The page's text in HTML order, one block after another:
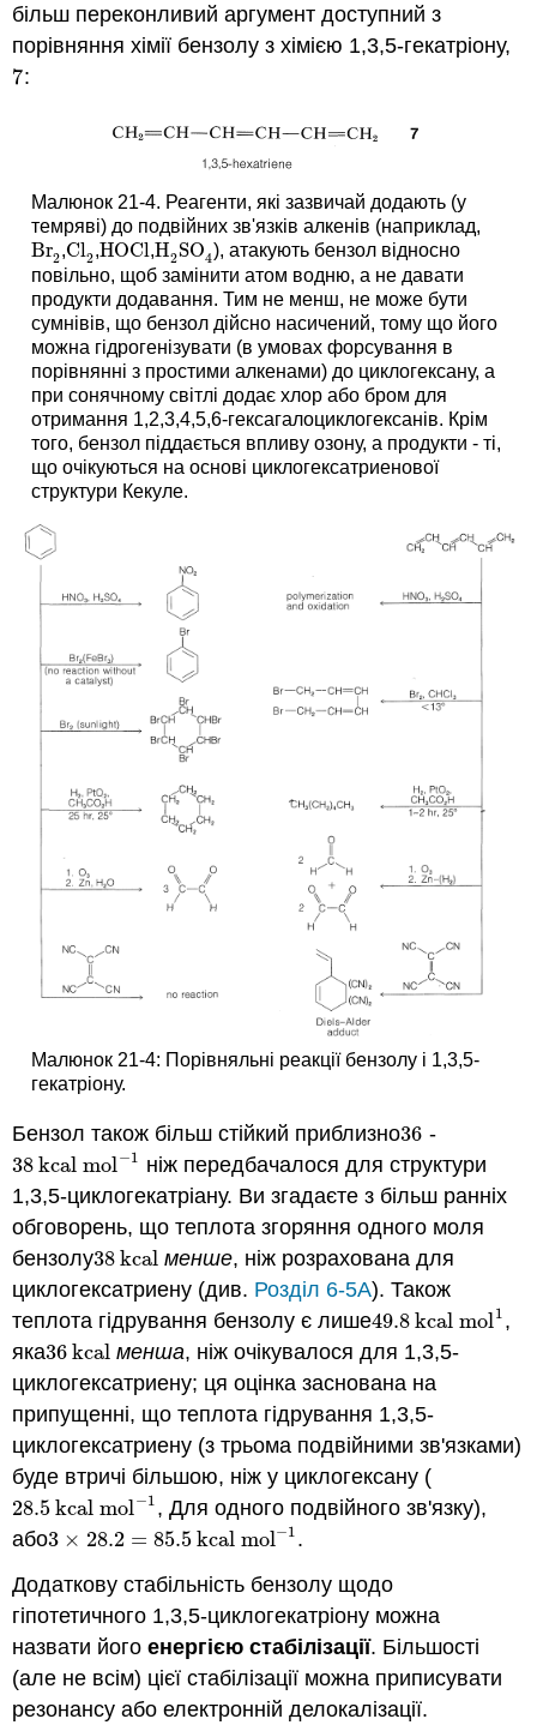
більш переконливий аргумент доступний з
порівняння хімії бензолу з хімією 1,3,5-гекатріону,
7
7:
Малюнок 21-4. Реагенти, які зазвичай додають (у
темряві) до подвійних зв'язків алкенів (наприклад,
Br2
Br2,Cl2
Cl2,HOCl
HOCl,H2SO4
H2SO4), атакують бензол відносно
повільно, щоб замінити атом водню, а не давати
продукти додавання. Тим не менш, не може бути
сумнівів, що бензол дійсно насичений, тому що його
можна гідрогенізувати (в умовах форсування в
порівнянні з простими алкенами) до циклогексану, а
при сонячному світлі додає хлор або бром для
отримання 1,2,3,4,5,6-гексагалоциклогексанів. Крім
того, бензол піддається впливу озону, а продукти - ті,
що очікуються на основі циклогексатриенової
структури Кекуле.
Малюнок 21-4: Порівняльні реакції бензолу і 1,3,5-
гекатріону.
Бензол також більш стійкий приблизно36
36 -
38 kcal mol−1
38 kcal mol−1 ніж передбачалося для структури
1,3,5-циклогекатріану. Ви згадаєте з більш ранніх
обговорень, що теплота згоряння одного моля
бензолу38 kcal
38 kcal менше, ніж розрахована для
циклогексатриену (див. Розділ 6-5А). Також
теплота гідрування бензолу є лише49.8 kcal mol1
49.8 kcal mol1,
яка36 kcal
36 kcal менша, ніж очікувалося для 1,3,5-
циклогексатриену; ця оцінка заснована на
припущенні, що теплота гідрування 1,3,5-
циклогексатриену (з трьома подвійними зв'язками)
буде втричі більшою, ніж у циклогексану (
28.5 kcal mol−1
28.5 kcal mol−1, Для одного подвійного зв'язку),
або3 × 28.2 = 85.5 kcal mol−1
3 ×28.2= 85.5kcal mol−1
.
Додаткову стабільність бензолу щодо
гіпотетичного 1,3,5-циклогекатріону можна
назвати йогоенергією стабілізації. Більшості
(але не всім) цієї стабілізації можна приписувати
резонансу або електронній делокалізації.